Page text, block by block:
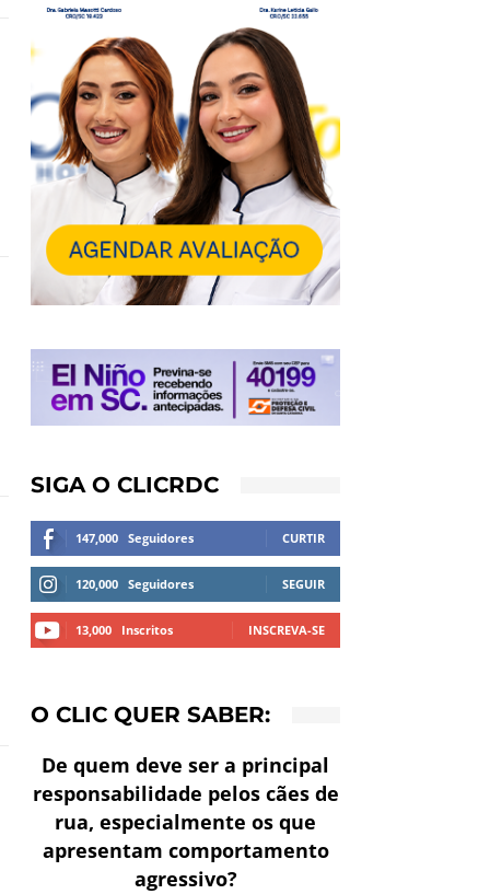
SIGA O CLICRDC
147,000 Seguidores CURTIR
120,000 Seguidores SEGUIR
13,000 Inscritos INSCREVA-SE
O CLIC QUER SABER:
De quem deve ser a principal
responsabilidade pelos cães de
rua, especialmente os que
apresentam comportamento
agressivo?